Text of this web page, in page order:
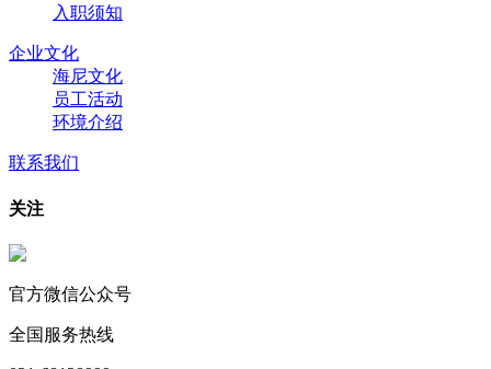
入职须知
企业文化
海尼文化
员工活动
环境介绍
联系我们
关注
官方微信公众号
全国服务热线